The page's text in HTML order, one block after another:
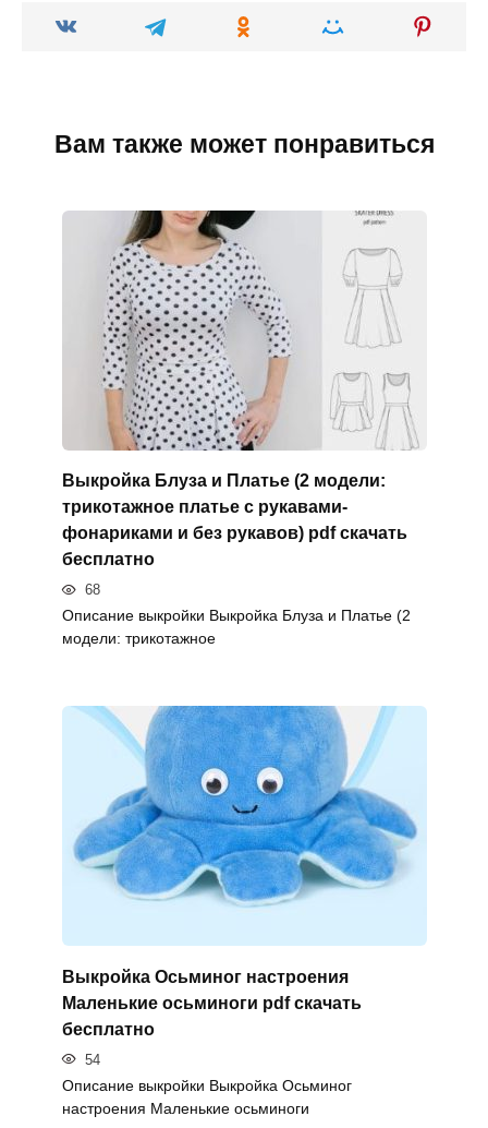
Вам также может понравиться
Выкройка Блуза и Платье (2 модели:
трикотажное платье с рукавами-
фонариками и без рукавов) pdf скачать
бесплатно
68
Описание выкройки Выкройка Блуза и Платье (2
модели: трикотажное
Выкройка Осьминог настроения
Маленькие осьминоги pdf скачать
бесплатно
54
Описание выкройки Выкройка Осьминог
настроения Маленькие осьминоги